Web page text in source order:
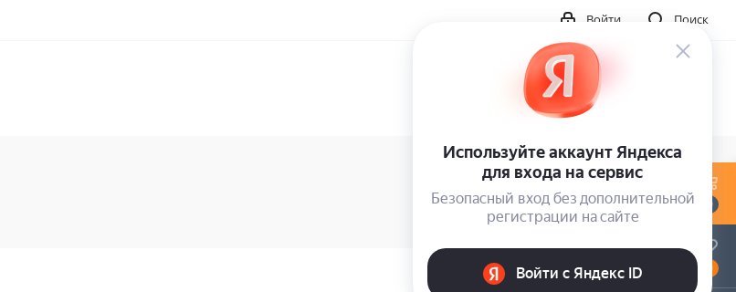
Поиск
Войти
0
0